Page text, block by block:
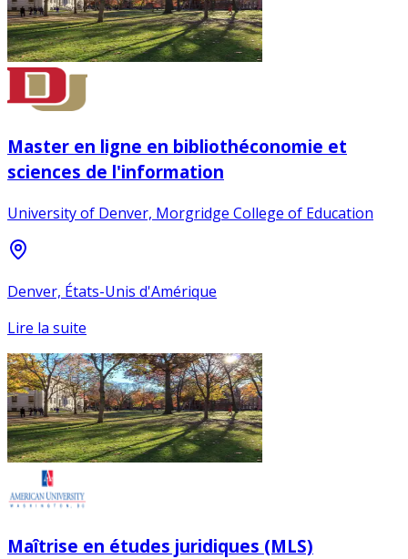
Master en ligne en bibliothéconomie et
sciences de l'information
University of Denver, Morgridge College of Education
Denver, États-Unis d'Amérique
Lire la suite
Maîtrise en études juridiques (MLS)